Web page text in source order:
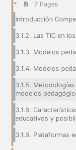
7 Pages
Introducción
3.1.2. Las TIC en
3.1.3. Modelos
3.1.4. Modelos
3.1.5.
modelos
3.1.6.
educativos y
3.1.6. Plataformas